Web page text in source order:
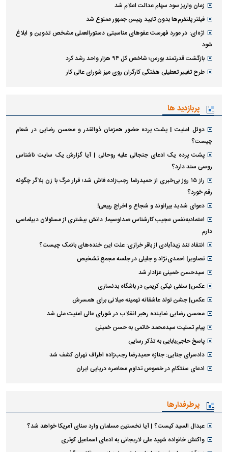
زمان واریز سود سهام عدالت اعلام شد
فیلتر پلتفرم‌ها بدون تایید رییس جمهور ممنوع شد
اژه‌ای: در مورد فهرست عفو‌های مناسبتی دستورالعملی مشخص تدوین و ابلاغ
شود
بازگشت قدرتمند بورس؛ شاخص کل ۹۴ هزار واحد رشد کرد
طرح تغییر تعطیلی هفتگی کارگران روی میز شورای عالی کار
پربازدید ها
دوئل امنیت | پشت پرده حضور همزمان ذوالقدر و محسن رضایی در شعام
چیست؟
پشت پرده یک ادعای جنجالی علیه روحانی | آیا گزارش یک سایت ناشناس
روسی سند دارد؟
راز ۱۵ روز بی‌خبری از حمیدرضا رجب‌زاده فاش شد؛ قرار مرگ با زن بلاگر چگونه
رقم خورد؟
دعوای شدید بیرانوند و شجاع و اخراج ربیعی!
اعتمادبه‌نفس عجیب کارشناس صداوسیما: دانش بیشتری از مسئولان دیپلماسی
دارم
انتقاد تند زیدآبادی از باقر خرازی: علت این خنده‌های بانمک چیست؟
تصاویر| احمدی‌نژاد و جلیلی در جلسه مجمع تشخیص
سیدحسن خمینی عزادار شد
عکس| سلفی نیکی کریمی در باشگاه بدنسازی
عکس| جشن تولد عاشقانه تهمینه میلانی برای همسرش
محسن رضایی نماینده رهبر انقلاب در شورای عالی امنیت ملی شد
پیام تسلیت سیدمحمد خاتمی به حسن خمینی
پاسخ حاجی‌بابایی به تذکر رسایی
دادسرای جنایی: جنازه حمیدرضا رجب‌زاده اطراف تهران کشف شد
ادعای سنتکام در خصوص تداوم محاصره دریایی ایران
پرطرفدارها
عبدال السید کیست؟ | آیا نخستین مسلمان وارد سنای آمریکا خواهد شد؟
واکنش خانواده شهید علی لاریجانی به ادعای اسماعیل کوثری